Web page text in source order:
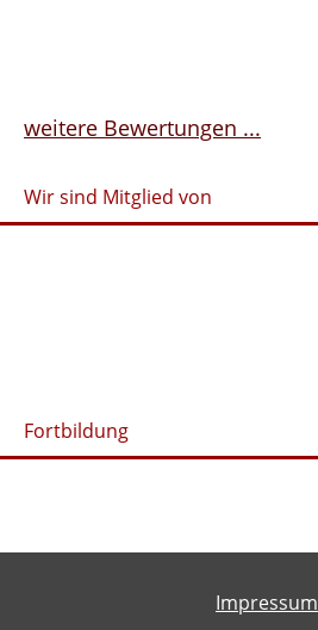
weitere Bewertungen ...
Wir sind Mitglied von
Fortbildung
Impressum